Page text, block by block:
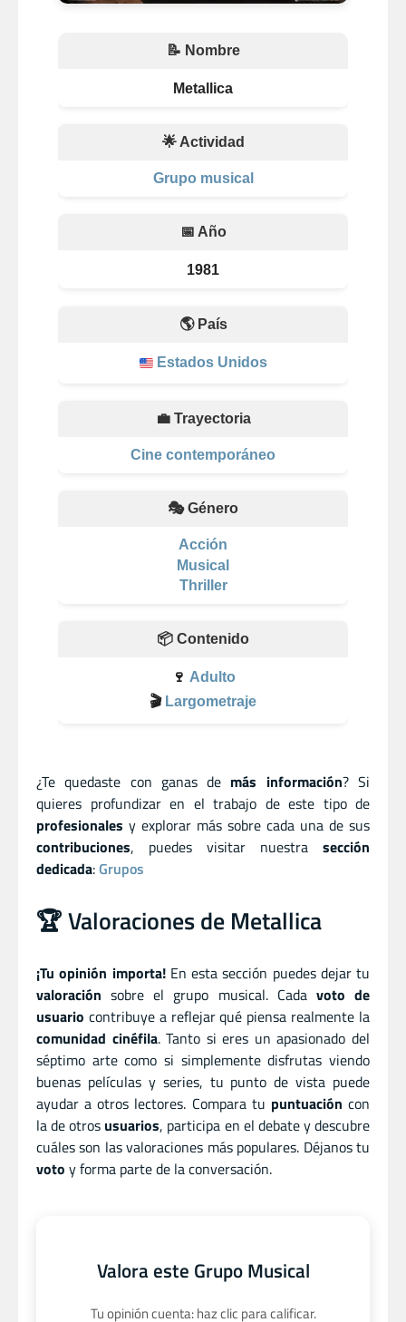
📝 Nombre
Metallica
🌟 Actividad
Grupo musical
📅 Año
1981
🌎 País
Estados Unidos
💼 Trayectoria
Cine contemporáneo
🎭 Género
Acción
Musical
Thriller
📦 Contenido
🍷 Adulto
🎬 Largometraje
¿Te quedaste con ganas de más información? Si
quieres profundizar en el trabajo de este tipo de
profesionales y explorar más sobre cada una de sus
contribuciones, puedes visitar nuestra sección
dedicada:Grupos
🏆 Valoraciones de Metallica
¡Tu opinión importa!En esta sección puedes dejar tu
valoración sobre el grupo musical. Cada voto de
usuario contribuye a reflejar qué piensa realmente la
comunidad cinéfila. Tanto si eres un apasionado del
séptimo arte como si simplemente disfrutas viendo
buenas películas y series, tu punto de vista puede
ayudar a otros lectores. Compara tu puntuación con
la de otros usuarios, participa en el debate y descubre
cuáles son las valoraciones más populares. Déjanos tu
voto y forma parte de la conversación.
Valora este Grupo Musical
Tu opinión cuenta: haz clic para calificar.